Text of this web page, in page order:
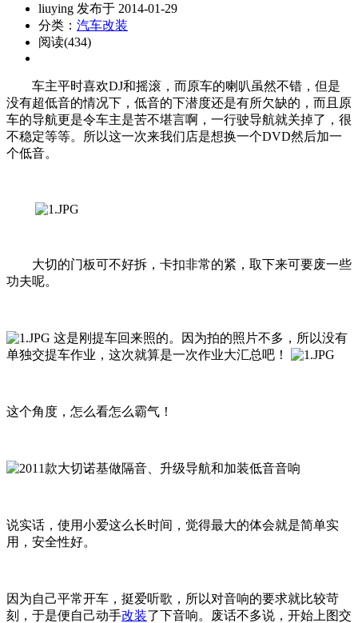
liuying 发布于 2014-01-29
分类： 汽车改装
阅读(434)
车主平时喜欢DJ和摇滚，而原车的喇叭虽然不错，但是
没有超低音的情况下，低音的下潜度还是有所欠缺的，而且原
车的导航更是令车主是苦不堪言啊，一行驶导航就关掉了，很
不稳定等等。所以这一次来我们店是想换一个DVD然后加一
个低音。
大切的门板可不好拆，卡扣非常的紧，取下来可要废一些
功夫呢。
这是刚提车回来照的。因为拍的照片不多，所以没有
单独交提车作业，这次就算是一次作业大汇总吧！
这个角度，怎么看怎么霸气！
说实话，使用小爱这么长时间，觉得最大的体会就是简单实
用，安全性好。
因为自己平常开车，挺爱听歌，所以对音响的要求就比较苛
刻，于是便自己动手改装了下音响。废话不多说，开始上图交